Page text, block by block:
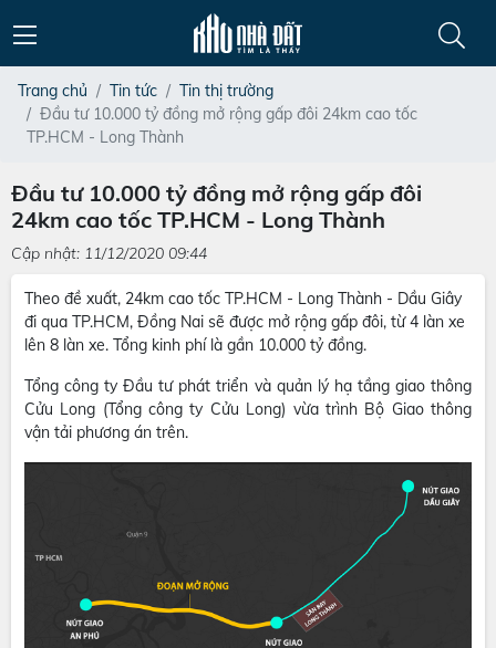
Trang chủ Tin tức
Tin thị trường
Đầu tư 10.000 tỷ đồng mở rộng gấp đôi 24km cao tốc
TP.HCM - Long Thành
Đầu tư 10.000 tỷ đồng mở rộng gấp đôi
24km cao tốc TP.HCM - Long Thành
Cập nhật: 11/12/2020 09:44
Theo đề xuất, 24km cao tốc TP.HCM - Long Thành - Dầu Giây
đi qua TP.HCM, Đồng Nai sẽ được mở rộng gấp đôi, từ 4 làn xe
lên 8 làn xe. Tổng kinh phí là gần 10.000 tỷ đồng.
Tổng công ty Đầu tư phát triển và quản lý hạ tầng giao thông
Cửu Long (Tổng công ty Cửu Long) vừa trình Bộ Giao thông
vận tải phương án trên.